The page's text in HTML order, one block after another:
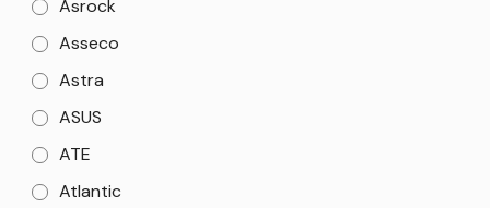
Asrock
Asseco
Astra
ASUS
ATE
Atlantic